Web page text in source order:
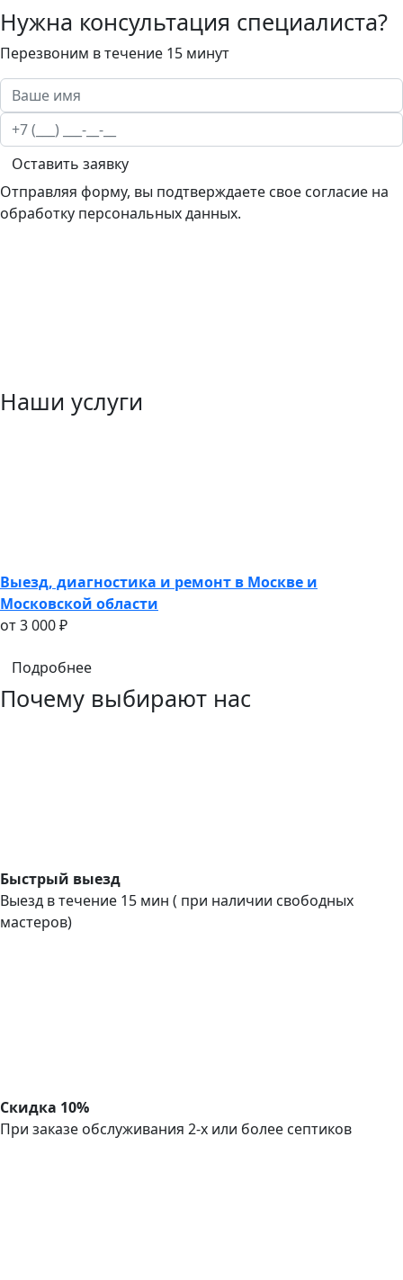
Нужна консультация специалиста?
Перезвоним в течение 15 минут
Оставить заявку
Отправляя форму, вы подтверждаете свое согласие на
обработку персональных данных.
Наши услуги
Выезд, диагностика и ремонт в Москве и
Московской области
oт 3 000 ₽
Подробнее
Почему выбирают нас
Быстрый выезд
Выезд в течение 15 мин ( при наличии свободных
мастеров)
Скидка 10%
При заказе обслуживания 2-х или более септиков